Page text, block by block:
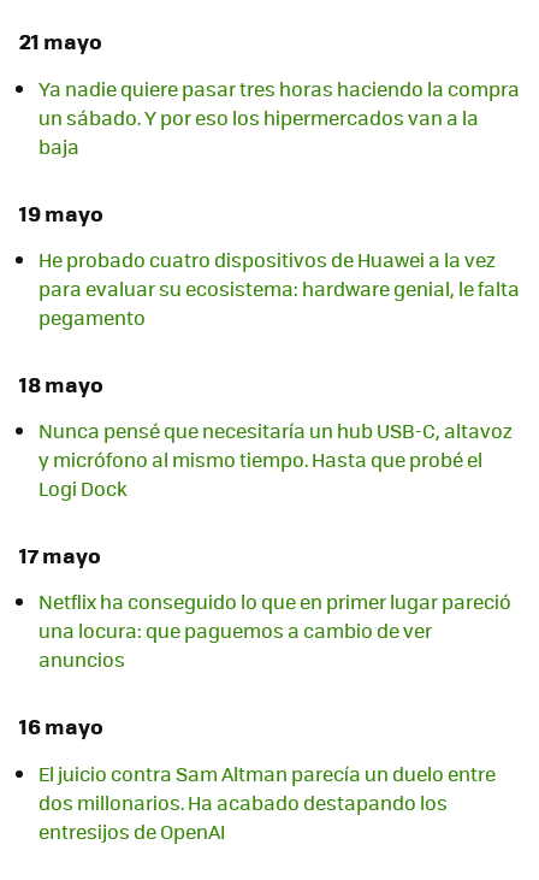
21 mayo
Ya nadie quiere pasar tres horas haciendo la compra
un sábado. Y por eso los hipermercados van a la
baja
19 mayo
He probado cuatro dispositivos de Huawei a la vez
para evaluar su ecosistema: hardware genial, le falta
pegamento
18 mayo
Nunca pensé que necesitaría un hub USB-C, altavoz
y micrófono al mismo tiempo. Hasta que probé el
Logi Dock
17 mayo
Netflix ha conseguido lo que en primer lugar pareció
una locura: que paguemos a cambio de ver
anuncios
16 mayo
El juicio contra Sam Altman parecía un duelo entre
dos millonarios. Ha acabado destapando los
entresijos de OpenAI